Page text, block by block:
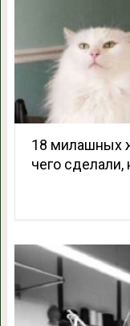
18 милашных
чего сделали,